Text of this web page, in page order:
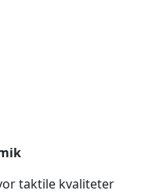
taktile kvaliteter